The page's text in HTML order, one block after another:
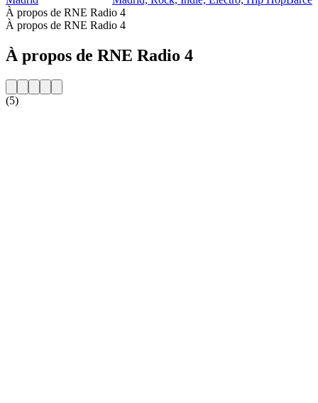
À propos de RNE Radio 4
À propos de RNE Radio 4
À propos de RNE Radio 4
(5)